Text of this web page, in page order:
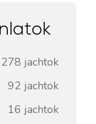
278 jachtok
92 jachtok
16 jachtok